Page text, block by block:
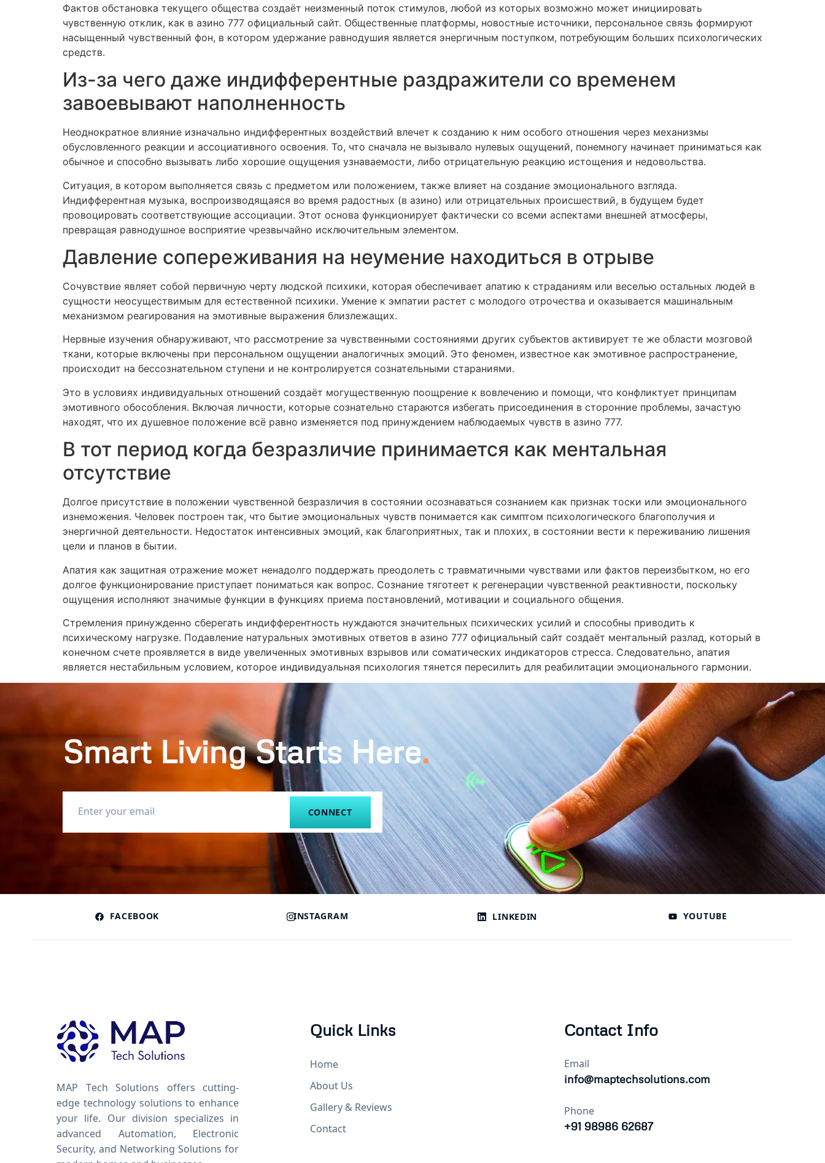
Фактов обстановка текущего общества создаёт неизменный поток стимулов, любой из которых возможно может инициировать
чувственную отклик, как в азино 777 официальный сайт. Общественные платформы, новостные источники, персональное связь формируют
насыщенный чувственный фон, в котором удержание равнодушия является энергичным поступком, потребующим больших психологических
средств.
Из-за чего даже индифферентные раздражители со временем
завоевывают наполненность
Неоднократное влияние изначально индифферентных воздействий влечет к созданию к ним особого отношения через механизмы
обусловленного реакции и ассоциативного освоения. То, что сначала не вызывало нулевых ощущений, понемногу начинает приниматься как
обычное и способно вызывать либо хорошие ощущения узнаваемости, либо отрицательную реакцию истощения и недовольства.
Ситуация, в котором выполняется связь с предметом или положением, также влияет на создание эмоционального взгляда.
Индифферентная музыка, воспроизводящаяся во время радостных (в азино) или отрицательных происшествий, в будущем будет
провоцировать соответствующие ассоциации. Этот основа функционирует фактически со всеми аспектами внешней атмосферы,
превращая равнодушное восприятие чрезвычайно исключительным элементом.
Давление сопереживания на неумение находиться в отрыве
Сочувствие являет собой первичную черту людской психики, которая обеспечивает апатию к страданиям или веселью остальных людей в
сущности неосуществимым для естественной психики. Умение к эмпатии растет с молодого отрочества и оказывается машинальным
механизмом реагирования на эмотивные выражения близлежащих.
Нервные изучения обнаруживают, что рассмотрение за чувственными состояниями других субъектов активирует те же области мозговой
ткани, которые включены при персональном ощущении аналогичных эмоций. Это феномен, известное как эмотивное распространение,
происходит на бессознательном ступени и не контролируется сознательными стараниями.
Это в условиях индивидуальных отношений создаёт могущественную поощрение к вовлечению и помощи, что конфликтует принципам
эмотивного обособления. Включая личности, которые сознательно стараются избегать присоединения в сторонние проблемы, зачастую
находят, что их душевное положение всё равно изменяется под принуждением наблюдаемых чувств в азино 777.
В тот период когда безразличие принимается как ментальная
отсутствие
Долгое присутствие в положении чувственной безразличия в состоянии осознаваться сознанием как признак тоски или эмоционального
изнеможения. Человек построен так, что бытие эмоциональных чувств понимается как симптом психологического благополучия и
энергичной деятельности. Недостаток интенсивных эмоций, как благоприятных, так и плохих, в состоянии вести к переживанию лишения
цели и планов в бытии.
Апатия как защитная отражение может ненадолго поддержать преодолеть с травматичными чувствами или фактов переизбытком, но его
долгое функционирование приступает пониматься как вопрос. Сознание тяготеет к регенерации чувственной реактивности, поскольку
ощущения исполняют значимые функции в функциях приема постановлений, мотивации и социального общения.
Стремления принужденно сберегать индифферентность нуждаются значительных психических усилий и способны приводить к
психическому нагрузке. Подавление натуральных эмотивных ответов в азино 777 официальный сайт создаёт ментальный разлад, который в
конечном счете проявляется в виде увеличенных эмотивных взрывов или соматических индикаторов стресса. Следовательно, апатия
является нестабильным условием, которое индивидуальная психология тянется пересилить для реабилитации эмоционального гармонии.
Smart Living Starts Here.
CONNECT
FACEBOOK INSTAGRAM LINKEDIN YOUTUBE
MAP Tech Solutions offers cutting-
edge technology solutions to enhance
your life. Our division specializes in
advanced Automation, Electronic
Security, and Networking Solutions for
Quick Links
Home
About Us
Gallery & Reviews
Contact
Contact Info
Email
info@maptechsolutions.com
Phone
+91 98986 62687